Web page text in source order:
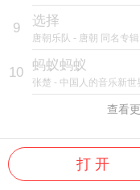
9 选择
唐朝乐队 - 唐朝 同名专辑
10 蚂蚁蚂蚁
张楚 - 中国人的音乐新世
查看
打 开